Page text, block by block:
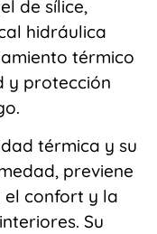
de sílice,
hidráulica
térmico
y protección
térmica y su
previene
el confort y la
Su